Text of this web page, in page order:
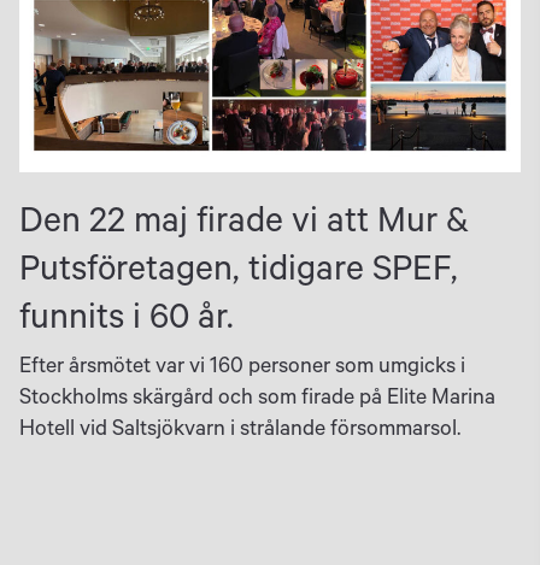
Den 22 maj firade vi att Mur &
Putsföretagen, tidigare SPEF,
funnits i 60 år.
Efter årsmötet var vi 160 personer som umgicks i
Stockholms skärgård och som firade på Elite Marina
Hotell vid Saltsjökvarn i strålande försommarsol.